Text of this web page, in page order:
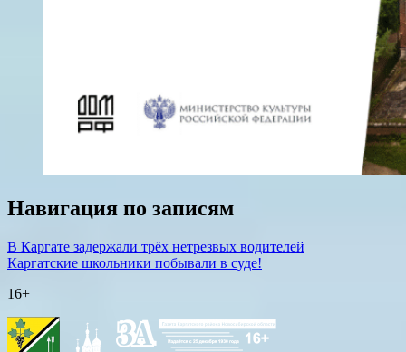
Навигация по записям
В Каргате задержали трёх нетрезвых водителей
Каргатские школьники побывали в суде!
16+